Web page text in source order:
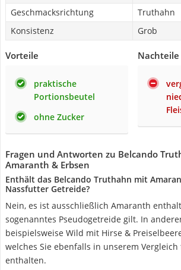
Geschmacksrichtung
Truthahn
Konsistenz
Grob
Vorteile
praktische
Portionsbeutel
ohne Zucker
Nachteile
Fragen und Antworten zu Belcando
Amaranth & Erbsen
Enthält das Belcando Truthahn mit
Nassfutter Getreide?
Nein, es ist ausschließlich Amaranth
sogenanntes Pseudogetreide gilt. In
beispielsweise Wild mit Hirse &
welches Sie ebenfalls in unserem
enthalten.